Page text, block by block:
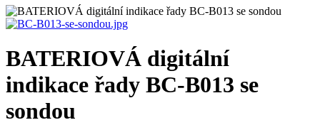
BATERIOVÁ digitální
indikace řady BC-B013 se
sondou